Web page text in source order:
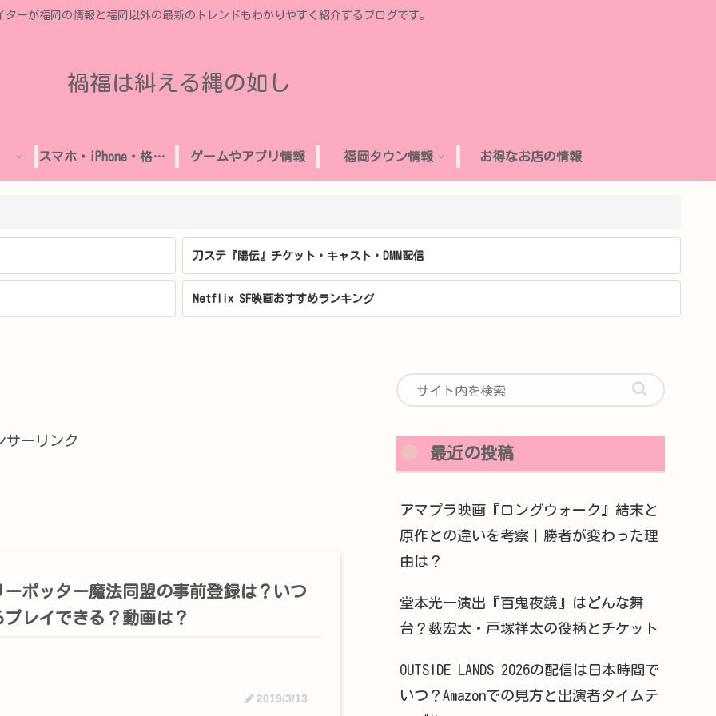
ターが福岡の情報と福岡以外の最新のトレンドもわかりやすく紹介するブログです。
禍福は糾える縄の如し
スマホ・iPhone・格安SIM ゲームやアプリ情報 福岡タウン情報 お得なお店の情報
刀ステ『陽伝』チケット・キャスト・DMM配信
Netflix SF映画おすすめランキング
サーリンク
ーポッター魔法同盟の事前登録は？いつ
プレイできる？動画は？
2019/3/13
最近の投稿
アマプラ映画『ロングウォーク』結末と
原作との違いを考察｜勝者が変わった理
由は？
堂本光一演出『百鬼夜鏡』はどんな舞
台？薮宏太・戸塚祥太の役柄とチケット
OUTSIDE LANDS 2026の配信は日本時間で
いつ？Amazonでの見方と出演者タイムテ